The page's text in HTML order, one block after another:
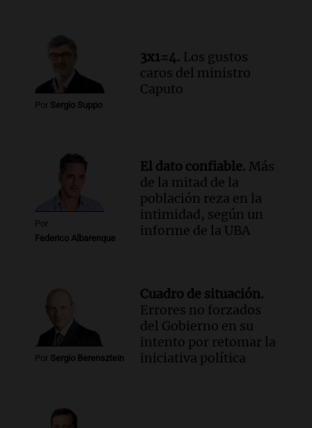
cabra que llevaba ocho días atrapada en
un precipicio
Una mañana para todos
Episodios
Audio.Chile planteó mejorar la
Panorama Federal
Episodios
Por Sergio Suppo
3x1=4. Los gustos
caros del ministro
Caputo
Por
Federico Albarenque
El dato confiable. Más
de la mitad de la
población reza en la
intimidad, según un
informe de la UBA
Por Sergio Berensztein
Cuadro de situación.
Errores no forzados
del Gobierno en su
intento por retomar la
iniciativa política